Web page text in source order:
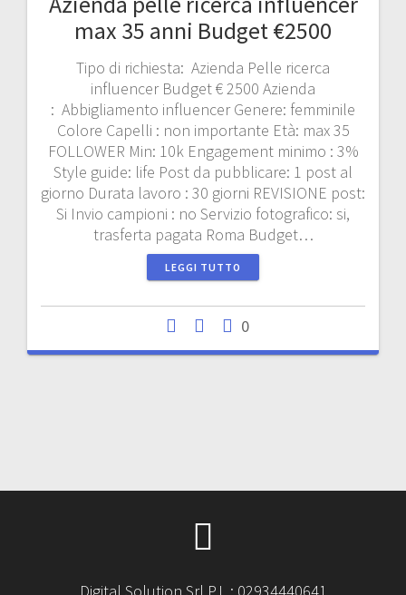
max 35 anni Budget €2500
Tipo di richiesta: Azienda Pelle ricerca
influencer Budget € 2500 Azienda
: Abbigliamento influencer Genere: femminile
Colore Capelli : non importante Età: max 35
FOLLOWER Min: 10k Engagement minimo : 3%
Style guide: life Post da pubblicare: 1 post al
giorno Durata lavoro : 30 giorni REVISIONE post:
Si Invio campioni : no Servizio fotografico: si,
trasferta pagata Roma Budget…
LEGGI TUTTO
0
Digital Solution Srl P.I. : 02934440641